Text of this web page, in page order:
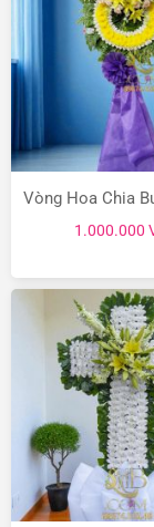
Vòng Hoa Chia
1.000.000